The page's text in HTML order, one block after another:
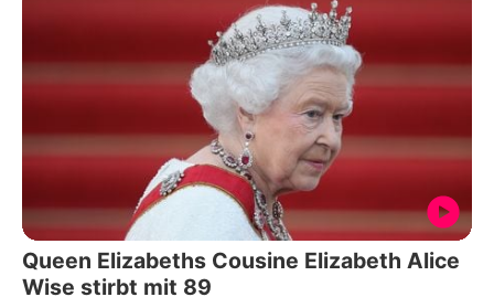
Queen Elizabeths Cousine Elizabeth Alice
Wise stirbt mit 89